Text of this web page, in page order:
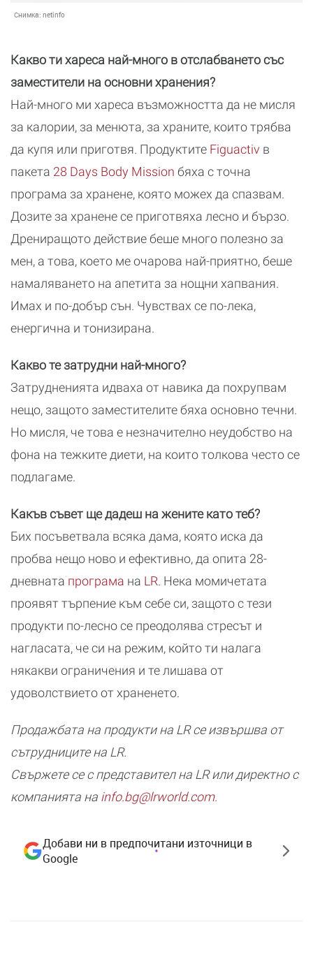
Снимка: netinfo
Какво ти хареса най-много в отслабването със
заместители на основни хранения?
Най-много ми хареса възможността да не мисля
за калории, за менюта, за храните, които трябва
да купя или приготвя. Продуктите Figuactiv в
пакета 28 Days Body Mission бяха с точна
програма за хранене, която можех да спазвам.
Дозите за хранене се приготвяха лесно и бързо.
Дрениращото действие беше много полезно за
мен, а това, което ме очарова най-приятно, беше
намаляването на апетита за нощни хапвания.
Имах и по-добър сън. Чувствах се по-лека,
енергична и тонизирана.
Какво те затрудни най-много?
Затрудненията идваха от навика да похрупвам
нещо, защото заместителите бяха основно течни.
Но мисля, че това е незначително неудобство на
фона на тежките диети, на които толкова често се
подлагаме.
Какъв съвет ще дадеш на жените като теб?
Бих посъветвала всяка дама, която иска да
пробва нещо ново и ефективно, да опита 28-
дневната програма на LR. Нека момичетата
проявят търпение към себе си, защото с тези
продукти по-лесно се преодолява стресът и
нагласата, че си на режим, който ти налага
някакви ограничения и те лишава от
удоволствието от храненето.
Продажбата на продукти на LR се извършва от
сътрудниците на LR.
Свържете се с представител на LR или директно с
компанията на info.bg@lrworld.com.
Добави ни в предпочитани източници в
Google